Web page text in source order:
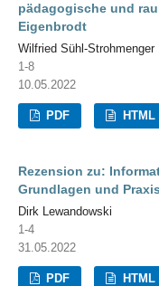
pädagogische und
Eigenbrodt
Wilfried Sühl-Strohmenger
1-8
10.05.2022
PDF HTML
Rezension zu:
Grundlagen und
Dirk Lewandowski
1-4
31.05.2022
PDF HTML